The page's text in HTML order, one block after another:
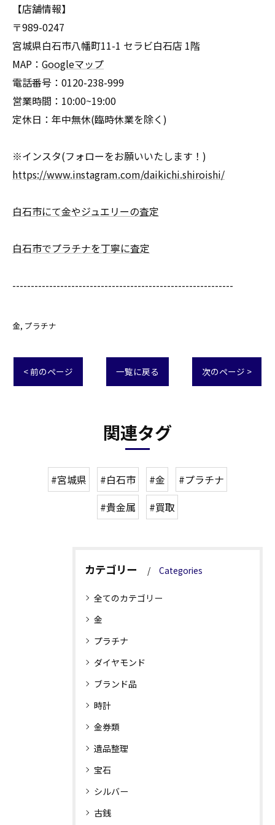
【店舗情報】
〒989-0247
宮城県白石市八幡町11-1 セラビ白石店 1階
MAP： Googleマップ
電話番号：0120-238-999
営業時間：10:00~19:00
定休日：年中無休(臨時休業を除く)
※インスタ(フォローをお願いいたします！)
https://www.instagram.com/daikichi.shiroishi/
白石市にて金やジュエリーの査定
白石市でプラチナを丁寧に査定
------------------------------------------------------------
金 プラチナ
< 前のページ 一覧に戻る 次のページ >
関連タグ
#宮城県 #白石市 #金
#プラチナ
#貴金属
#買取
カテゴリー Categories
全てのカテゴリー
金
プラチナ
ダイヤモンド
ブランド品
時計
金券類
遺品整理
宝石
シルバー
古銭